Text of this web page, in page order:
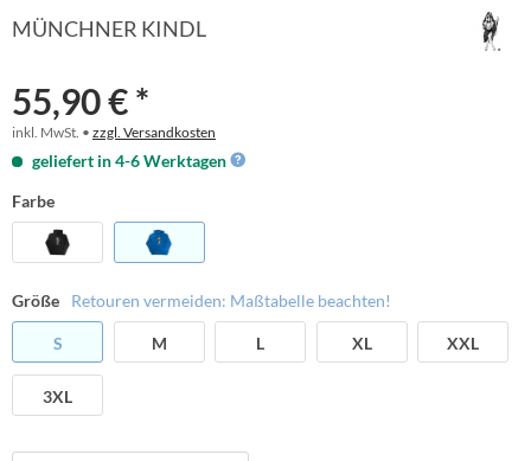
MÜNCHNER KINDL
55,90 € *
inkl. MwSt. • zzgl. Versandkosten
geliefert in 4-6 Werktagen
Farbe
Größe Retouren vermeiden: Maßtabelle beachten!
S M L XL XXL
3XL